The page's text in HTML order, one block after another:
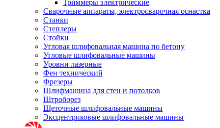
Триммеры электрические
Сварочные аппараты, электросварочная оснастка
Станки
Степлеры
Стойки
Угловая шлифовальная машина по бетону
Угловые шлифовальные машины
Уровни лазерные
Фен технический
Фрезеры
Шлифмашина для стен и потолков
Штроборез
Щеточные шлифовальные машины
Эксцентриковые шлифовальные машины